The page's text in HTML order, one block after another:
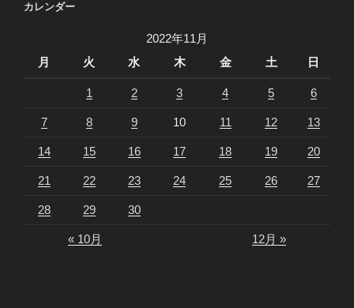
カレンダー
2022年11月
月
火 水 木 金 土 日
1 2 3 4 5 6
7 8 9 10 11 12 13
14 15 16 17 18 19 20
21 22 23 24 25 26 27
28 29 30
« 10月 12月 »